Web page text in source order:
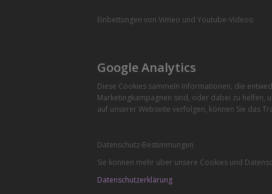
Einbettungen von Vimeo und Youtube-Videos:
Google Analytics
Diese Cookies sammeln Informationen, die
Marketingkampagnen sind, oder dabei zu helfen,
auf unserer Webseite verfolgen, können Sie das
Datenschutz-Bestimmungen
Sie können mehr über unsere Cookies und
Datenschutzerklärung